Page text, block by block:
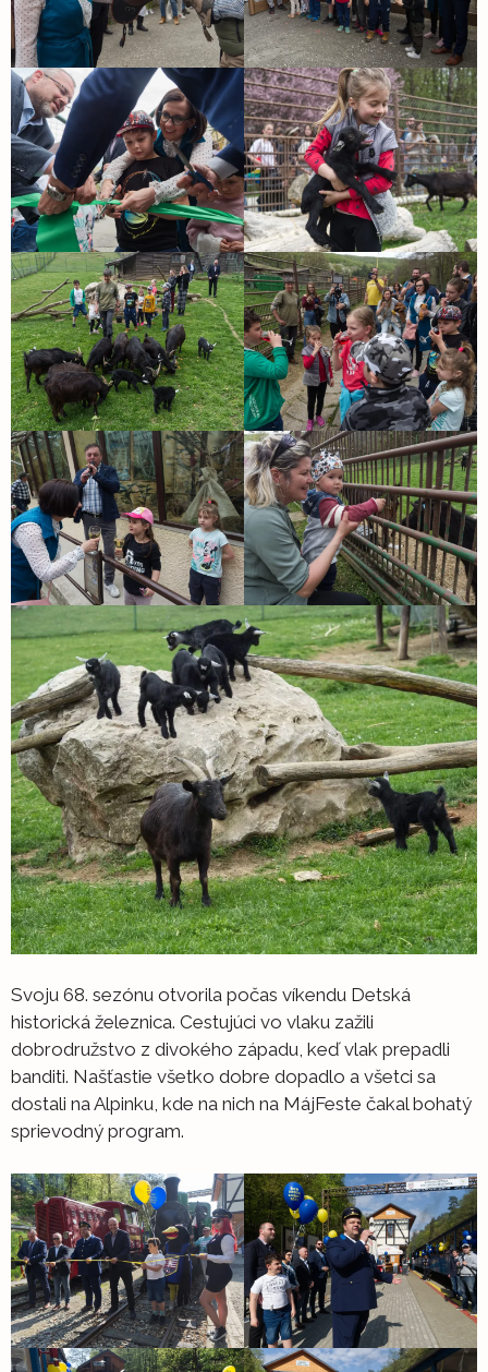
Svoju 68. sezónu otvorila počas víkendu Detská
historická železnica. Cestujúci vo vlaku zažili
dobrodružstvo z divokého západu, keď vlak prepadli
banditi. Našťastie všetko dobre dopadlo a všetci sa
dostali na Alpinku, kde na nich na MájFeste čakal bohatý
sprievodný program.